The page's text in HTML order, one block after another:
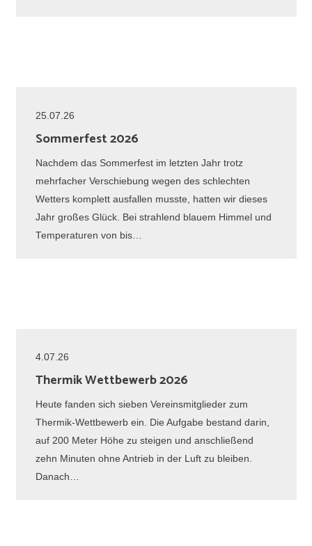
25.07.26
Sommerfest 2026
Nachdem das Sommerfest im letzten Jahr trotz
mehrfacher Verschiebung wegen des schlechten
Wetters komplett ausfallen musste, hatten wir dieses
Jahr großes Glück. Bei strahlend blauem Himmel und
Temperaturen von bis…
4.07.26
Thermik Wettbewerb 2026
Heute fanden sich sieben Vereinsmitglieder zum
Thermik-Wettbewerb ein. Die Aufgabe bestand darin,
auf 200 Meter Höhe zu steigen und anschließend
zehn Minuten ohne Antrieb in der Luft zu bleiben.
Danach…